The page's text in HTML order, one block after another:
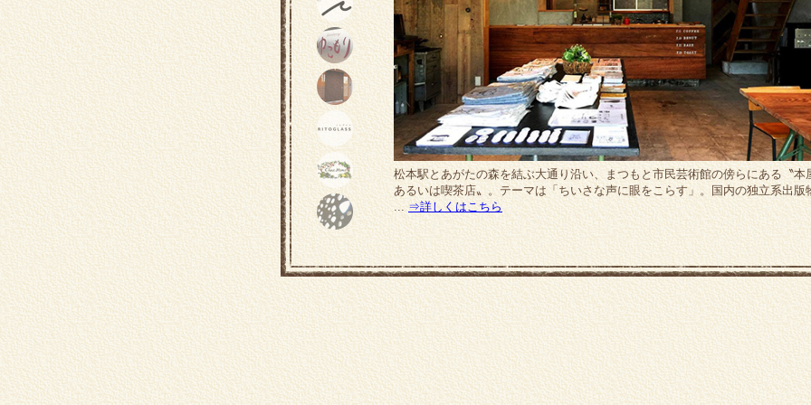
松本駅とあがたの森を結ぶ大通り沿い、まつもと市民芸術館の傍らにある〝本
あるいは喫茶店〟。テーマは「ちいさな声に眼をこらす」。国内の独立系出版
...⇒詳しくはこちら
coto.coto